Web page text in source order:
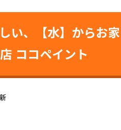
い、【水】からお
ココペイント